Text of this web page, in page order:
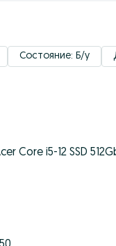
Состояние: Б/у
Core i5-12 SSD